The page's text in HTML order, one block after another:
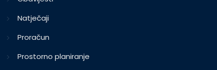
Natječaji
Proračun
Prostorno planiranje